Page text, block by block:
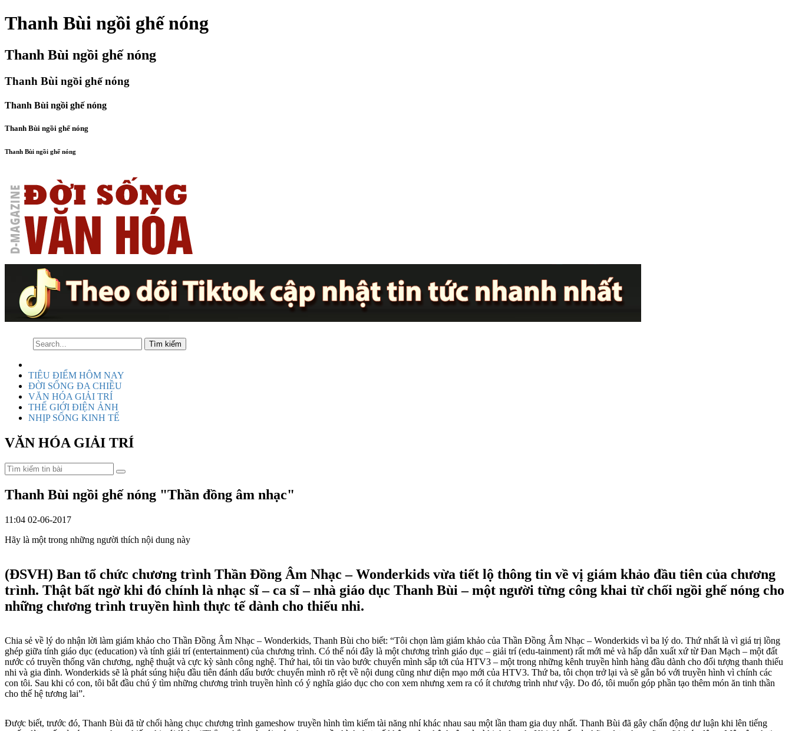
Thanh Bùi ngồi ghế nóng
Thanh Bùi ngồi ghế nóng
Thanh Bùi ngồi ghế nóng
Thanh Bùi ngồi ghế nóng
Thanh Bùi ngồi ghế nóng
Thanh Bùi ngồi ghế nóng
TIÊU ĐIỂM HÔM NAY
ĐỜI SỐNG ĐA CHIỀU
VĂN HÓA GIẢI TRÍ
THẾ GIỚI ĐIỆN ẢNH
NHỊP SỐNG KINH TẾ
VĂN HÓA GIẢI TRÍ
Thanh Bùi ngồi ghế nóng "Thần đồng âm nhạc"
11:04 02-06-2017
Hãy là một trong những người thích nội dung này
(ĐSVH) Ban tổ chức chương trình Thần Đồng Âm Nhạc – Wonderkids vừa tiết lộ thông tin về vị giám khảo đầu tiên của chương
trình. Thật bất ngờ khi đó chính là nhạc sĩ – ca sĩ – nhà giáo dục Thanh Bùi – một người từng công khai từ chối ngồi ghế nóng cho
những chương trình truyền hình thực tế dành cho thiếu nhi.
Chia sẻ về lý do nhận lời làm giám khảo cho Thần Đồng Âm Nhạc – Wonderkids, Thanh Bùi cho biết: “Tôi chọn làm giám khảo của Thần Đồng Âm Nhạc – Wonderkids vì ba lý do. Thứ nhất là vì giá trị lồng
ghép giữa tính giáo dục (education) và tính giải trí (entertainment) của chương trình. Có thể nói đây là một chương trình giáo dục – giải trí (edu-tainment) rất mới mẻ và hấp dẫn xuất xứ từ Đan Mạch – một đất
nước có truyền thống văn chương, nghệ thuật và cực kỳ sành công nghệ. Thứ hai, tôi tin vào bước chuyển mình sắp tới của HTV3 – một trong những kênh truyền hình hàng đầu dành cho đối tượng thanh thiếu
nhi và gia đình. Wonderkids sẽ là phát súng hiệu đầu tiên đánh dấu bước chuyển mình rõ rệt về nội dung cũng như diện mạo mới của HTV3. Thứ ba, tôi chọn trở lại và sẽ gắn bó với truyền hình vì chính các
con tôi. Sau khi có con, tôi bắt đầu chú ý tìm những chương trình truyền hình có ý nghĩa giáo dục cho con xem nhưng xem ra có ít chương trình như vậy. Do đó, tôi muốn góp phần tạo thêm món ăn tinh thần
cho thế hệ tương lai”.
Được biết, trước đó, Thanh Bùi đã từ chối hàng chục chương trình gameshow truyền hình tìm kiếm tài năng nhí khác nhau sau một lần tham gia duy nhất. Thanh Bùi đã gây chấn động dư luận khi lên tiếng